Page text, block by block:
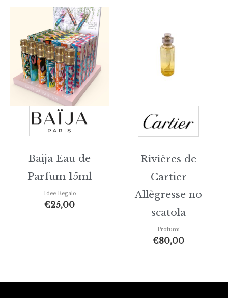
Baija Eau de
Parfum 15ml
Idee Regalo
€25,00
Rivières de
Cartier
Allègresse no
scatola
Profumi
€80,00